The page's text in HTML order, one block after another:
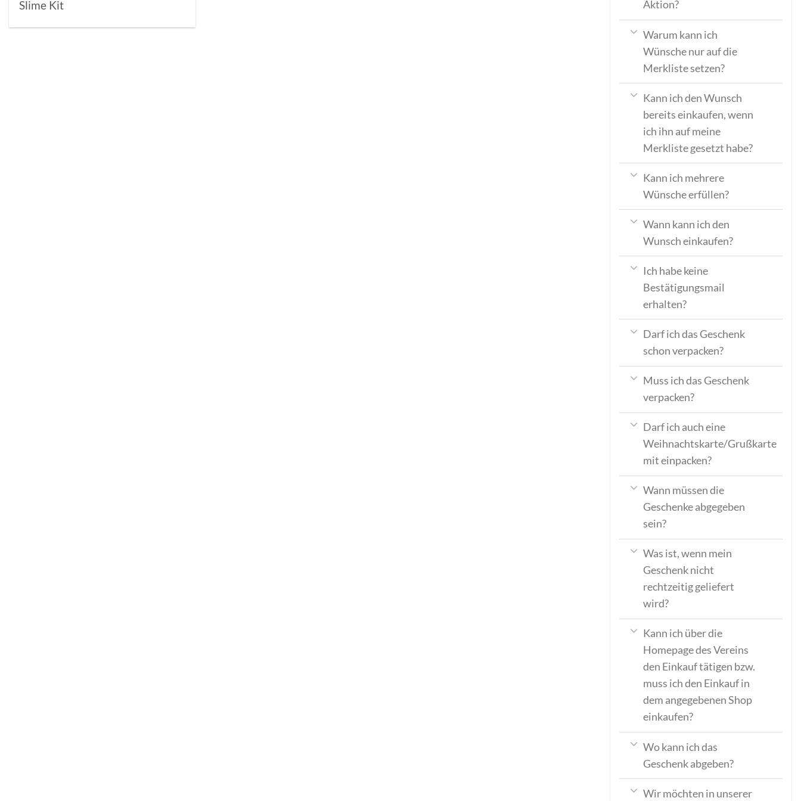
Slime Kit Aktion?
Warum kann ich
Wünsche nur auf die
Merkliste setzen?
Kann ich den Wunsch
bereits einkaufen, wenn
ich ihn auf meine
Merkliste gesetzt habe?
Kann ich mehrere
Wünsche erfüllen?
Wann kann ich den
Wunsch einkaufen?
Ich habe keine
Bestätigungsmail
erhalten?
Darf ich das Geschenk
schon verpacken?
Muss ich das Geschenk
verpacken?
Darf ich auch eine
Weihnachtskarte/Grußkarte
mit einpacken?
Wann müssen die
Geschenke abgegeben
sein?
Was ist, wenn mein
Geschenk nicht
rechtzeitig geliefert
wird?
Kann ich über die
Homepage des Vereins
den Einkauf tätigen bzw.
muss ich den Einkauf in
dem angegebenen Shop
einkaufen?
Wo kann ich das
Geschenk abgeben?
Wir möchten in unserer